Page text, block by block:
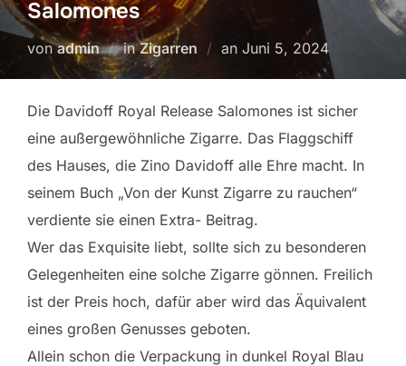
Salomones
vonadmin inZigarren an Veröffentlicht
Juni 5, 2024
Die Davidoff Royal Release Salomones ist sicher
eine außergewöhnliche Zigarre. Das Flaggschiff
des Hauses, die Zino Davidoff alle Ehre macht. In
seinem Buch „Von der Kunst Zigarre zu rauchen“
verdiente sie einen Extra- Beitrag.
Wer das Exquisite liebt, sollte sich zu besonderen
Gelegenheiten eine solche Zigarre gönnen. Freilich
ist der Preis hoch, dafür aber wird das Äquivalent
eines großen Genusses geboten.
Allein schon die Verpackung in dunkel Royal Blau